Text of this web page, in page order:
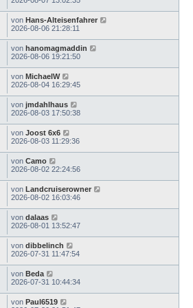
von Hans-Alteisenfahrer
2026-08-06 21:28:11
von hanomagmaddin
2026-08-06 19:21:50
von MichaelW
2026-08-04 16:29:45
von jmdahlhaus
2026-08-03 17:50:38
von Joost 6x6
2026-08-03 11:29:36
von Camo
2026-08-02 22:24:56
von Landcruiserowner
2026-08-02 16:03:46
von dalaas
2026-08-01 13:52:47
von dibbelinch
2026-07-31 11:47:54
von Beda
2026-07-31 10:44:34
von Paul6519